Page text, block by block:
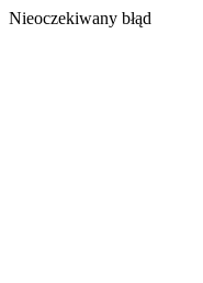
Nieoczekiwany błąd